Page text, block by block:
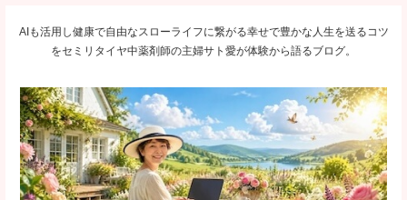
AIも活用し健康で自由なスローライフに繋がる幸せで豊かな人生を送るコツ
をセミリタイヤ中薬剤師の主婦サト愛が体験から語るブログ。